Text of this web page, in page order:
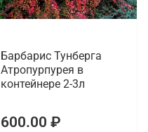
Барбарис Тунберга
Атропурпурея в
контейнере 2-3л
600.00 ₽